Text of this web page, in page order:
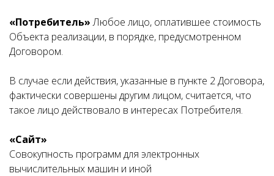
«Потребитель»Любое лицо, оплатившее стоимость
Объекта реализации, в порядке, предусмотренном
Договором.
В случае если действия, указанные в пункте 2 Договора,
фактически совершены другим лицом, считается, что
такое лицо действовало в интересах Потребителя.
«Сайт»
Совокупность программ для электронных
вычислительных машин и иной